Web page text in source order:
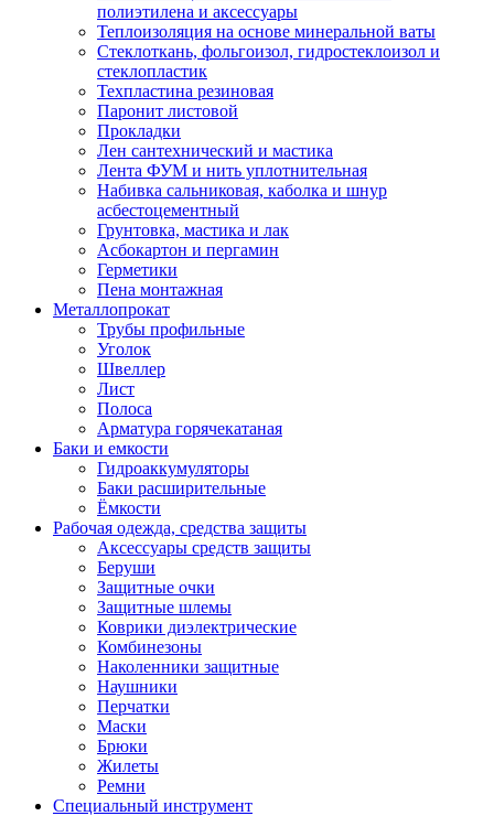
полиэтилена и аксессуары
Теплоизоляция на основе минеральной ваты
Стеклоткань, фольгоизол, гидростеклоизол и
стеклопластик
Техпластина резиновая
Паронит листовой
Прокладки
Лен сантехнический и мастика
Лента ФУМ и нить уплотнительная
Набивка сальниковая, каболка и шнур
асбестоцементный
Грунтовка, мастика и лак
Асбокартон и пергамин
Герметики
Пена монтажная
Металлопрокат
Трубы профильные
Уголок
Швеллер
Лист
Полоса
Арматура горячекатаная
Баки и емкости
Гидроаккумуляторы
Баки расширительные
Ёмкости
Рабочая одежда, средства защиты
Аксессуары средств защиты
Беруши
Защитные очки
Защитные шлемы
Коврики диэлектрические
Комбинезоны
Наколенники защитные
Наушники
Перчатки
Маски
Брюки
Жилеты
Ремни
Специальный инструмент